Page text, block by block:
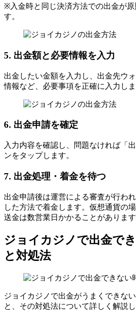
※入金時と同じ決済方法での出金が原
す。
5. 出金額と必要情報を入力
出金したい金額を入力し、出金先ウ
情報など、必要事項を正確に入力しま
6. 出金申請を確定
入力内容を確認し、問題なければ「
ンをタップします。
7. 出金処理・着金を待つ
出金申請後は運営による審査が行わ
した方法で着金します。仮想通貨の
送金は数営業日かかることがあります
ジョイカジノで出金で
と対処法
ジョイカジノで出金がうまくできな
と、その対処法について詳しく解説し